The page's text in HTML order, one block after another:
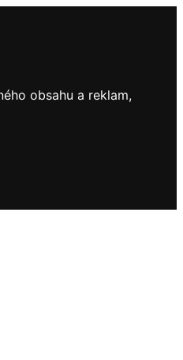
obsahu a reklam,